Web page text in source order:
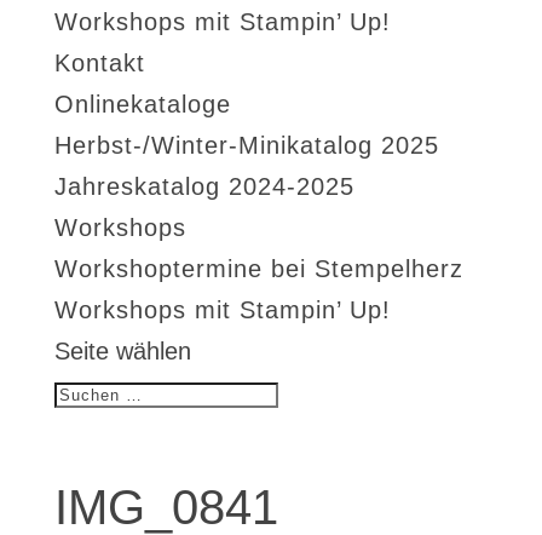
Workshops mit Stampin’ Up!
Kontakt
Onlinekataloge
Herbst-/Winter-Minikatalog 2025
Jahreskatalog 2024-2025
Workshops
Workshoptermine bei Stempelherz
Workshops mit Stampin’ Up!
Seite wählen
IMG_0841